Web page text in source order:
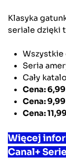
Klasyka
seriale dzięki
Wszystkie
Seria
Cały
Cena:
Cena:
Cena:
Więcej
Canal+